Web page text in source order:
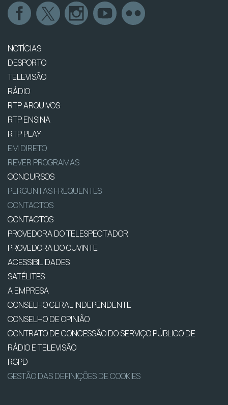
NOTÍCIAS
DESPORTO
TELEVISÃO
RÁDIO
RTP ARQUIVOS
RTP ENSINA
RTP PLAY
EM DIRETO
REVER PROGRAMAS
CONCURSOS
PERGUNTAS FREQUENTES
CONTACTOS
CONTACTOS
PROVEDORA DO TELESPECTADOR
PROVEDORA DO OUVINTE
ACESSIBILIDADES
SATÉLITES
A EMPRESA
CONSELHO GERAL INDEPENDENTE
CONSELHO DE OPINIÃO
CONTRATO DE CONCESSÃO DO SERVIÇO PÚBLICO DE
RÁDIO E TELEVISÃO
RGPD
GESTÃO DAS DEFINIÇÕES DE COOKIES